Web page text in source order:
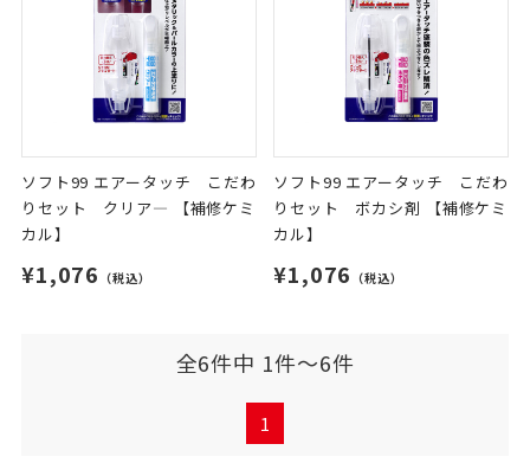
ソフト99 エアータッチ こだわ
りセット クリア― 【補修ケミ
カル】
¥1,076 （税込）
ソフト99 エアータッチ こだわ
りセット ボカシ剤 【補修ケミ
カル】
¥1,076 （税込）
全6件中 1件～6件
1